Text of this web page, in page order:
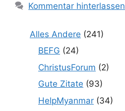
Kommentar hinterlassen
Alles Andere (241)
BEFG (24)
ChristusForum (2)
Gute Zitate (93)
HelpMyanmar (34)